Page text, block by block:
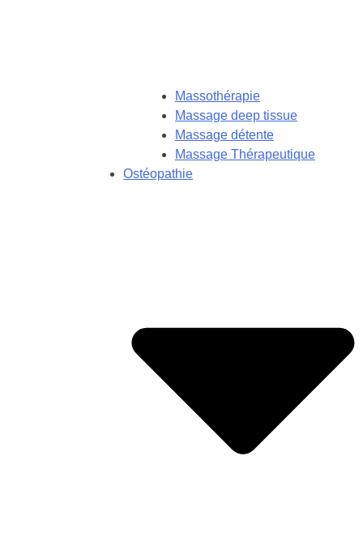
Massothérapie
Massage deep tissue
Massage détente
Massage Thérapeutique
Ostéopathie